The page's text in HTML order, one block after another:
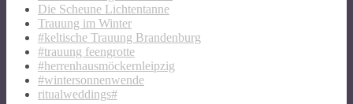
Die Scheune Lichtentanne
Trauung im Winter
#keltische Trauung Brandenburg
#trauung feengrotte
#herrenhausmöckernleipzig
#wintersonnenwende
ritualweddings#